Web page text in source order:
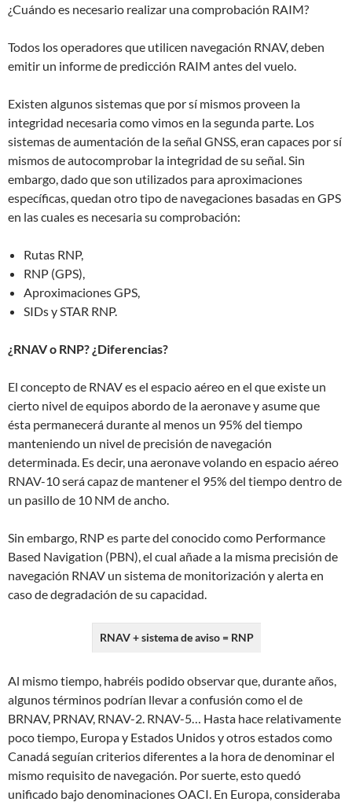
¿Cuándo es necesario realizar una comprobación RAIM?
Todos los operadores que utilicen navegación RNAV, deben
emitir un informe de predicción RAIM antes del vuelo.
Existen algunos sistemas que por sí mismos proveen la
integridad necesaria como vimos en la segunda parte. Los
sistemas de aumentación de la señal GNSS, eran capaces por sí
mismos de autocomprobar la integridad de su señal. Sin
embargo, dado que son utilizados para aproximaciones
específicas, quedan otro tipo de navegaciones basadas en GPS
en las cuales es necesaria su comprobación:
Rutas RNP,
RNP (GPS),
Aproximaciones GPS,
SIDs y STAR RNP.
¿RNAV o RNP? ¿Diferencias?
El concepto de RNAV es el espacio aéreo en el que existe un
cierto nivel de equipos abordo de la aeronave y asume que
ésta permanecerá durante al menos un 95% del tiempo
manteniendo un nivel de precisión de navegación
determinada. Es decir, una aeronave volando en espacio aéreo
RNAV-10 será capaz de mantener el 95% del tiempo dentro de
un pasillo de 10 NM de ancho.
Sin embargo, RNP es parte del conocido como Performance
Based Navigation (PBN), el cual añade a la misma precisión de
navegación RNAV un sistema de monitorización y alerta en
caso de degradación de su capacidad.
RNAV + sistema de aviso = RNP
Al mismo tiempo, habréis podido observar que, durante años,
algunos términos podrían llevar a confusión como el de
BRNAV, PRNAV, RNAV-2. RNAV-5… Hasta hace relativamente
poco tiempo, Europa y Estados Unidos y otros estados como
Canadá seguían criterios diferentes a la hora de denominar el
mismo requisito de navegación. Por suerte, esto quedó
unificado bajo denominaciones OACI. En Europa, consideraba